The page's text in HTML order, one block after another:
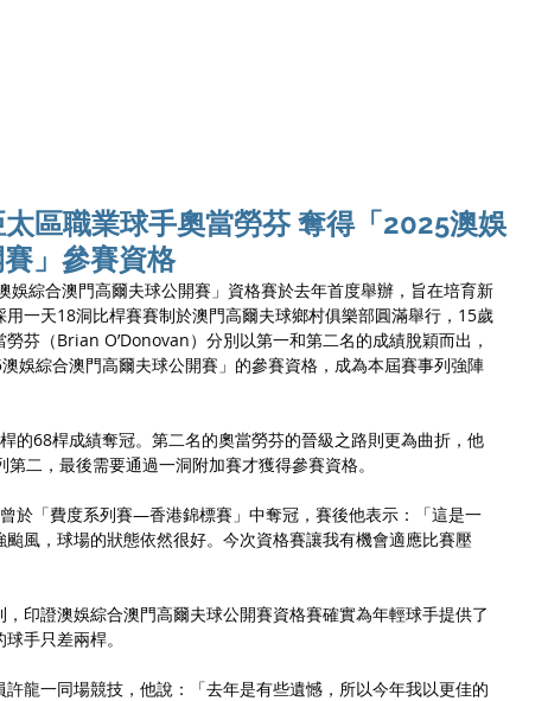
區職業球手奧當勞芬 奪得「2025澳娛
」參賽資格
娛綜合澳門高爾夫球公開賽」資格賽於去年首度舉辦，旨在培育新
一天18洞比桿賽賽制於澳門高爾夫球鄉村俱樂部圓滿舉行，15歲
芬（Brian O’Donovan）分別以第一和第二名的成績脫穎而出，
娛綜合澳門高爾夫球公開賽」的參賽資格，成為本屆賽事列強陣
的68桿成績奪冠。第二名的奧當勞芬的晉級之路則更為曲折，他
二，最後需要通過一洞附加賽才獲得參賽資格。
於「費度系列賽—香港錦標賽」中奪冠，賽後他表示：「這是一
風，球場的狀態依然很好。今次資格賽讓我有機會適應比賽壓
印證澳娛綜合澳門高爾夫球公開賽資格賽確實為年輕球手提供了
手只差兩桿。
龍一同場競技，他說：「去年是有些遺憾，所以今年我以更佳的